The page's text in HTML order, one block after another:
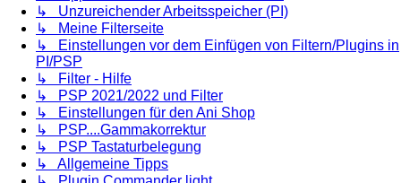
↳ Unzureichender Arbeitsspeicher (PI)
↳ Meine Filterseite
↳ Einstellungen vor dem Einfügen von Filtern/Plugins in
PI/PSP
↳ Filter - Hilfe
↳ PSP 2021/2022 und Filter
↳ Einstellungen für den Ani Shop
↳ PSP....Gammakorrektur
↳ PSP Tastaturbelegung
↳ Allgemeine Tipps